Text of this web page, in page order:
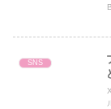
SNS